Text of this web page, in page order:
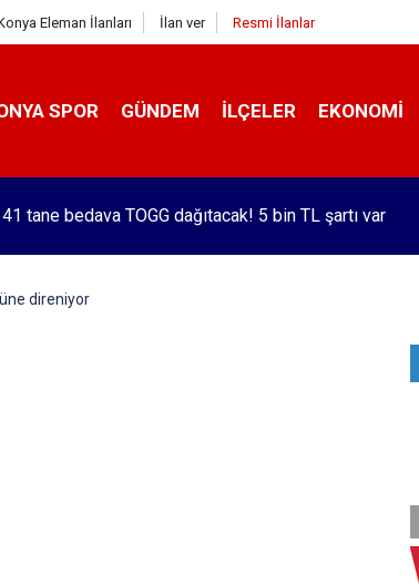
Eleman İlanları İlan ver Resmi İlanlar
SPOR GÜNDEM İLÇELER EKONOMI
tane bedava TOGG dağıtacak! 5 bin TL şartı var
direniyor